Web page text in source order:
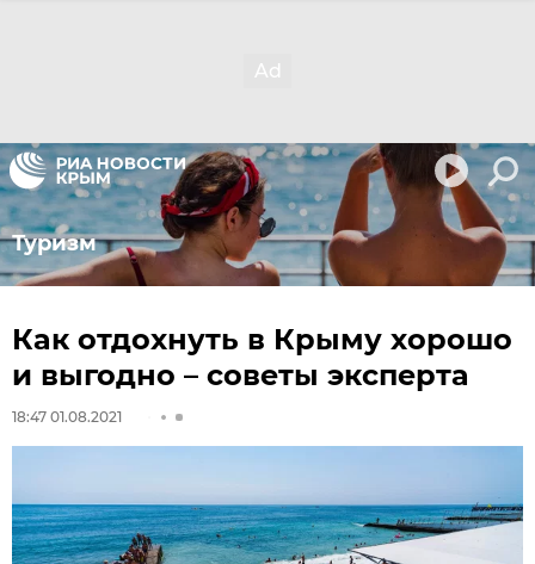
Туризм
Как отдохнуть в Крыму хорошо
и выгодно – советы эксперта
18:47 01.08.2021